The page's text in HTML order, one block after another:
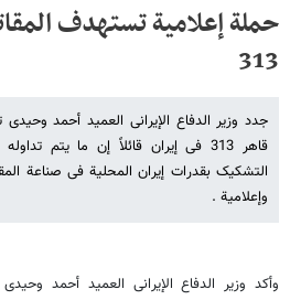
حملة إعلامیة تستهدف
313
جدد وزیر الدفاع الإیرانی العمید أحمد وحیدی
قاهر 313 فی إیران قائلاً إن ما یتم
وإعلامیة .